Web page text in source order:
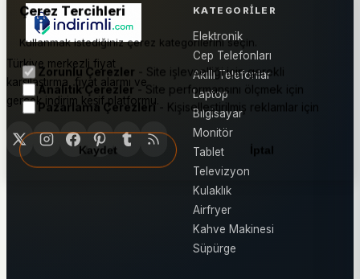
Türkiye merkezli fiyat
karşılaştırma, fiyat alarmı ve
gerçek indirim keşif platformu.
KATEGORILER
Elektronik
Cep Telefonları
Akıllı Telefonlar
Laptop
Bilgisayar
Monitör
Tablet
Televizyon
Kulaklık
Airfryer
Kahve Makinesi
Süpürge
Çerez Tercihleri
Kullanmak istediğiniz çerez kategorilerini seçin.
Zorunlu Çerezler - Site işlevselliği için gerekli
Analitik Çerezler - Site performansını ölçmek için
Pazarlama Çerezleri- Kişiselleştirilmiş reklamlar için
Kaydet İptal